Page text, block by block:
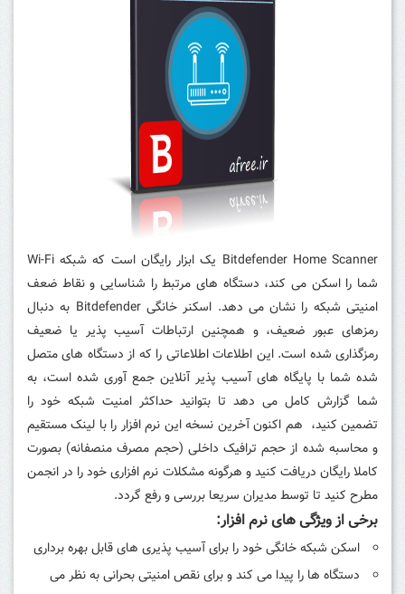
Bitdefender Home Scanner یک ابزار رایگان است که شبکه Wi-Fi
شما را اسکن می کند، دستگاه های مرتبط را شناسایی و نقاط ضعف
امنیتی شبکه را نشان می دهد.
اسکنر خانگی Bitdefender به دنبال
رمزهای عبور ضعیف، و همچنین ارتباطات آسیب پذیر یا ضعیف
رمزگذاری شده است.این اطلاعات اطلاعاتی را که از دستگاه های متصل
شده شما با پایگاه های آسیب پذیر آنلاین جمع آوری شده است، به
شما گزارش کامل می دهد تا بتوانید حداکثر امنیت شبکه خود را
تضمین کنید، هم اکنون آخرین نسخه این نرم افزار را با لینک مستقیم
و محاسبه شده از حجم ترافیک داخلی (حجم مصرف منصفانه) بصورت
کاملا رایگان دریافت کنید و هرگونه مشکلات نرم افزاری خود را در انجمن
مطرح کنید تا توسط مدیران سریعا بررسی و رفع گردد.
برخی از ویژگی های نرم افزار:
اسکن شبکه خانگی خود را برای آسیب پذیری های قابل بهره برداری
دستگاه ها را پیدا می کند و برای نقص امنیتی بحرانی به نظر می